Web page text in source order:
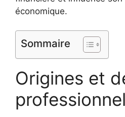
économique.
Sommaire
Origines et